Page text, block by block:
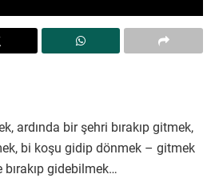
ardında bir şehri bırakıp gitmek,
bi koşu gidip dönmek – gitmek
gidebilmek…